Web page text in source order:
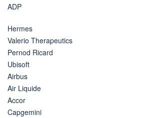
ADP
Hermes
Valerio Therapeutics
Pernod Ricard
Ubisoft
Airbus
Air Liquide
Accor
Capgemini